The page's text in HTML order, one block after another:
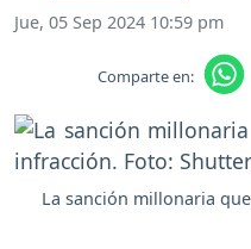
Jue, 05 Sep 2024 10:59 pm
Comparte en:
La sanción millonaria